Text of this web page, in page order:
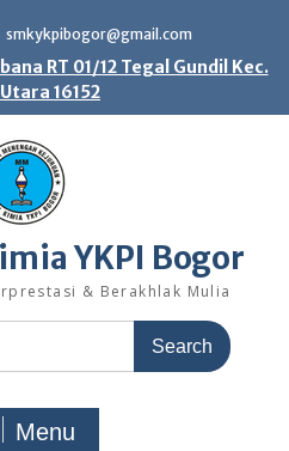
smkykpibogor@gmail.com
RT 01/12 Tegal Gundil Kec.
16152
YKPI Bogor
& Berakhlak Mulia
Menu